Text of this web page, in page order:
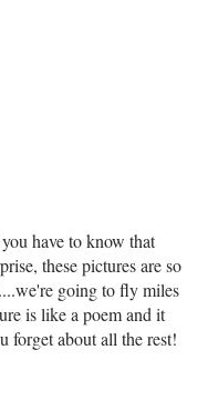
have to know that
these pictures are so
going to fly miles
is like a poem and it
forget about all the rest!